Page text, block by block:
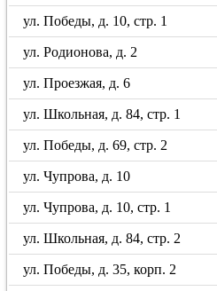
ул. Победы, д. 10, стр. 1
ул. Родионова, д. 2
ул. Проезжая, д. 6
ул. Школьная, д. 84, стр. 1
ул. Победы, д. 69, стр. 2
ул. Чупрова, д. 10
ул. Чупрова, д. 10, стр. 1
ул. Школьная, д. 84, стр. 2
ул. Победы, д. 35, корп. 2